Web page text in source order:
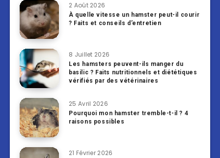
2 Août 2026
À quelle vitesse un hamster peut-il courir
? Faits et conseils d’entretien
8 Juillet 2026
Les hamsters peuvent-ils manger du
basilic ? Faits nutritionnels et diététiques
vérifiés par des vétérinaires
25 Avril 2026
Pourquoi mon hamster tremble-t-il ? 4
raisons possibles
21 Février 2026